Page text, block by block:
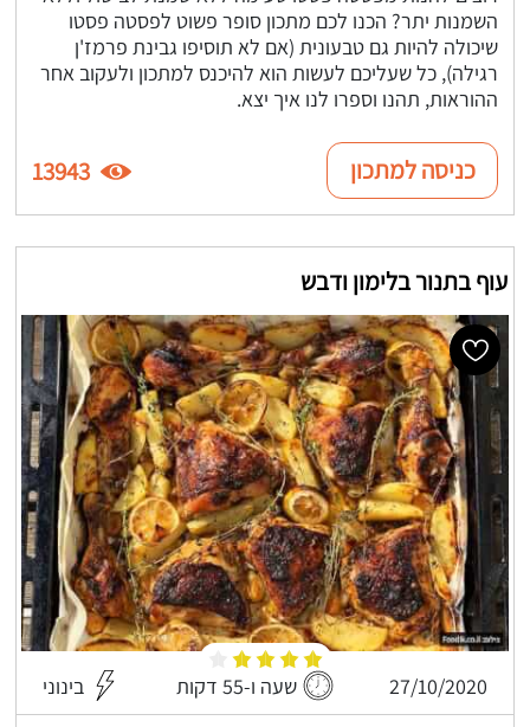
השמנות יתר? הכנו לכם מתכון סופר פשוט לפסטה פסטו
שיכולה להיות גם טבעונית (אם לא תוסיפו גבינת פרמז'ן
רגילה), כל שעליכם לעשות הוא להיכנס למתכון ולעקוב אחר
ההוראות, תהנו וספרו לנו איך יצא.
כניסה למתכון 13943
עוף בתנור בלימון ודבש
27/10/2020 שעה ו-55 דקות בינוני